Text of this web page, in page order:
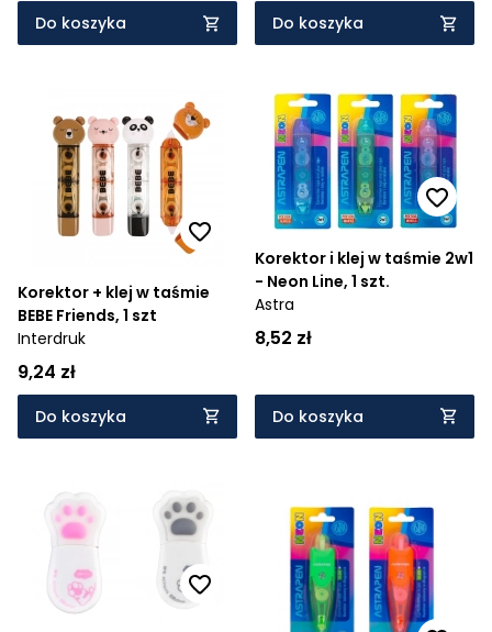
Do koszyka Do koszyka
Korektor + klej w taśmie
BEBE Friends, 1 szt
Interdruk
9,24 zł
Do koszyka
Korektor i klej w taśmie 2w1
- Neon Line, 1 szt.
Astra
8,52 zł
Do koszyka